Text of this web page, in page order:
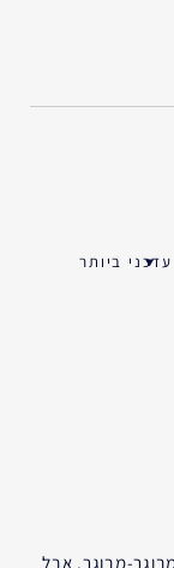
מבוגר, אבל